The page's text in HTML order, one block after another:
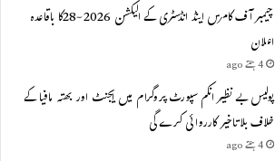
چیمبر آف کامرس اینڈ انڈسٹری کے الیکشن 2026-28کا باقاعدہ
اعلان
4 ہفتے ago
پولیس بے نظیر انکم سپورٹ پروگرام میں ایجنٹ اور بھتہ مافیا کے
خلاف بلاتاخیر کارروائی کرے گی
4 ہفتے ago